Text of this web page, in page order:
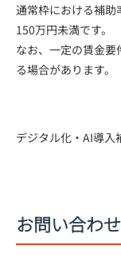
通常枠における補
150万円未満です。
なお、一定の賃金
る場合があります。
デジタル化・AI導入
お問い合わせ